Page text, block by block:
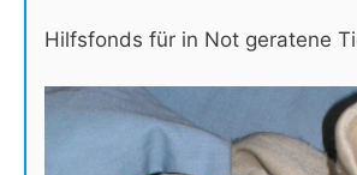
Hilfsfonds für in Not geratene